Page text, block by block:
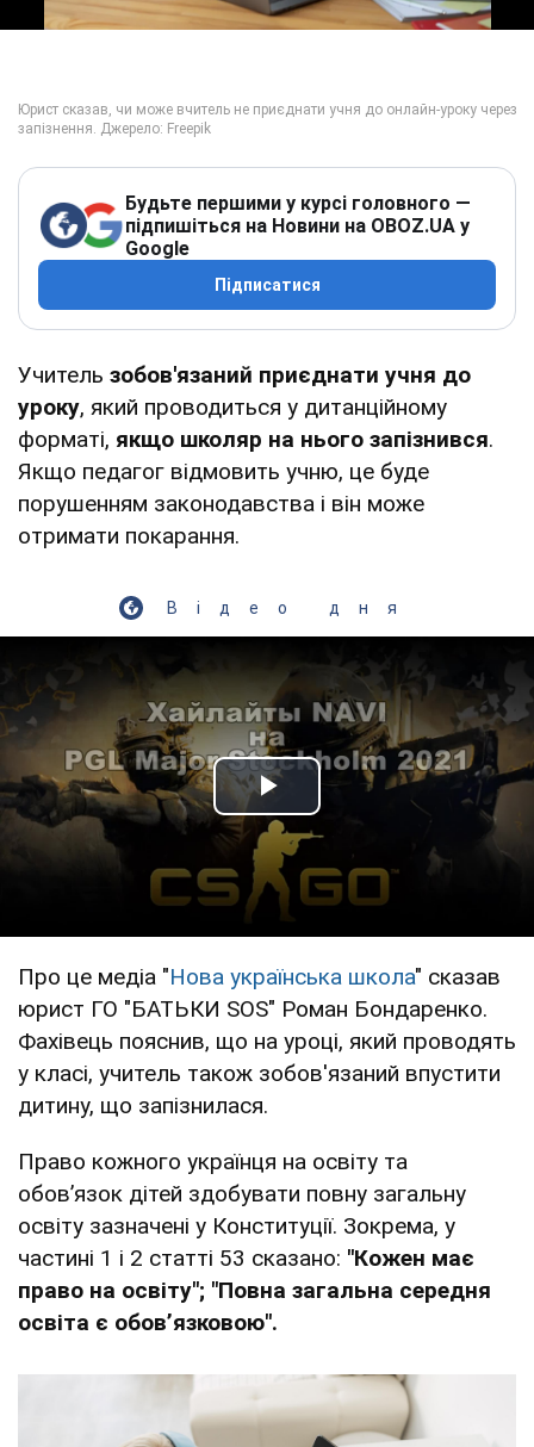
Будьте першими у курсі головного —
підпишіться на Новини на OBOZ.UA у
Google
Підписатися
Учитель зобов'язаний приєднати учня до
уроку, який проводиться у дитанційному
форматі, якщо школяр на нього запізнився.
Якщо педагог відмовить учню, це буде
порушенням законодавства і він може
отримати покарання.
Відео дня
Play Video
Про це медіа "Нова українська школа" сказав
юрист ГО "БАТЬКИ SOS" Роман Бондаренко.
Фахівець пояснив, що на уроці, який проводять
у класі, учитель також зобов'язаний впустити
дитину, що запізнилася.
Право кожного українця на освіту та
обов’язок дітей здобувати повну загальну
освіту зазначені у Конституції. Зокрема, у
частині 1 і 2 статті 53 сказано: "Кожен має
право на освіту"; "Повна загальна середня
освіта є обов’язковою".